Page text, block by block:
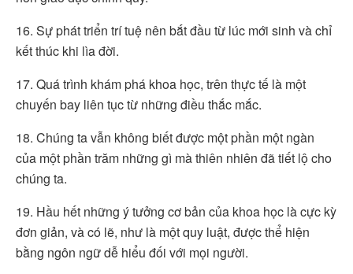
16. Sự phát triển trí tuệ nên bắt đầu từ lúc mới sinh và chỉ
kết thúc khi lìa đời.
17. Quá trình khám phá khoa học, trên thực tế là một
chuyến bay liên tục từ những điều thắc mắc.
18. Chúng ta vẫn không biết được một phần một ngàn
của một phần trăm những gì mà thiên nhiên đã tiết lộ cho
chúng ta.
19. Hầu hết những ý tưởng cơ bản của khoa học là cực kỳ
đơn giản, và có lẽ, như là một quy luật, được thể hiện
bằng ngôn ngữ dễ hiểu đối với mọi người.